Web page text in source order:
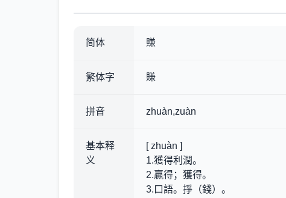
简体 賺
繁体字 賺
拼音 zhuàn,zuàn
基本释
义
[ zhuàn ]
1.獲得利潤。
2.贏得；獲得。
3.口語。掙（錢）。